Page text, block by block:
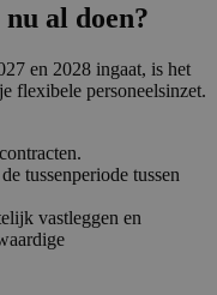
al doen?
en 2028 ingaat, is het
flexibele personeelsinzet.
tussenperiode tussen
vastleggen en